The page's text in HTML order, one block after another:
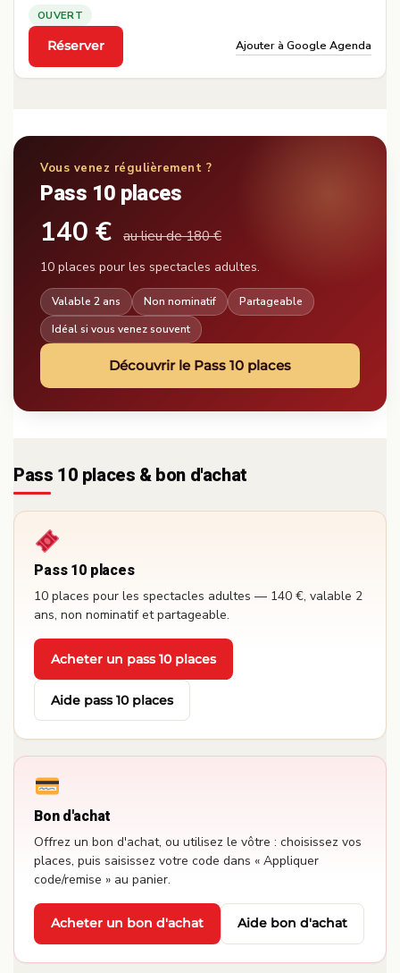
OUVERT
Réserver
·
Ajouter à Google Agenda
Vous venez régulièrement ?
Pass 10 places
140 € au lieu de 180 €
10 places pour les spectacles adultes.
Valable 2 ans Non nominatif
Partageable
Idéal si vous venez souvent
Découvrir le Pass 10 places
Pass 10 places & bon d'achat
Pass 10 places
10 places pour les spectacles adultes — 140 €, valable 2
ans, non nominatif et partageable.
Acheter un pass 10 places
· Aide pass 10 places
Bon d'achat
Offrez un bon d'achat, ou utilisez le vôtre : choisissez vos
places, puis saisissez votre code dans « Appliquer
code/remise » au panier.
Acheter un bon d'achat
·
Aide bon d'achat